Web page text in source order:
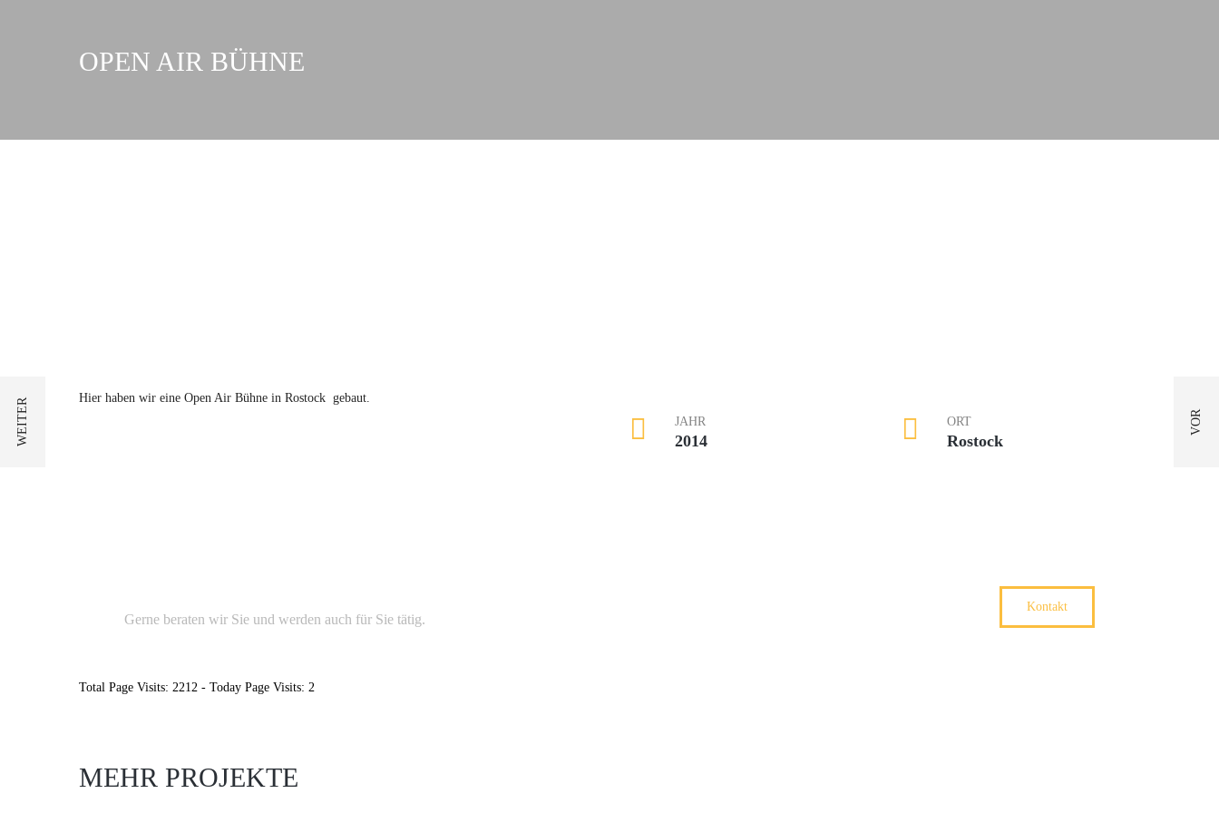
OPEN AIR BÜHNE
Hier haben wir eine Open Air Bühne in Rostock gebaut.
JAHR
2014
ORT
Rostock
Kontakt
Gerne beraten wir Sie und werden auch für Sie tätig.
Total Page Visits: 2212 - Today Page Visits: 2
MEHR PROJEKTE